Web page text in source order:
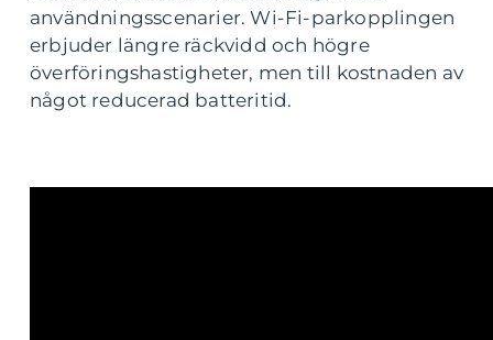
användningsscenarier. Wi-Fi-parkopplingen
erbjuder längre räckvidd och högre
överföringshastigheter, men till kostnaden av
något reducerad batteritid.